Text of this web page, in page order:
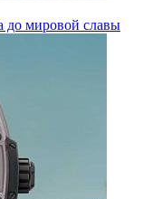
до мировой славы